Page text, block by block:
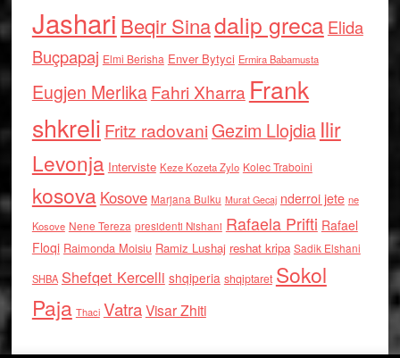
Jashari Beqir Sinadalip grecaElida
Buçpapaj Elmi Berisha Enver Bytyci Ermira Babamusta
Eugjen MerlikaFahri Xharra Frank
shkreli Fritz radovaniGezim Llojdia Ilir
Levonja Interviste Keze Kozeta Zylo Kolec Traboini
kosova Kosove Marjana Bulku Murat Gecaj nderroi jete ne
Kosove Nene Tereza presidenti Nishani Rafaela Prifti Rafael
Floqi Raimonda Moisiu Ramiz Lushaj reshat kripa Sadik Elshani
SHBA Shefqet Kercelli shqiperia shqiptaret Sokol
Paja Thaci VatraVisar Zhiti